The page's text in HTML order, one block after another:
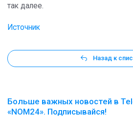
так далее.
Источник
Назад к
Больше важных новостей в
«NOM24». Подписывайся!